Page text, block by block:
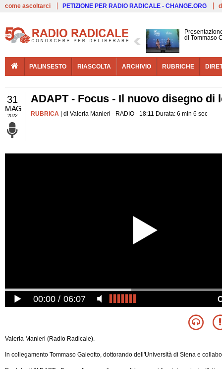
come ascoltarci PETIZIONE PER RADIO RADICALE - CHANGE.ORG
di Tommaso
PALINSESTO RIASCOLTA ARCHIVIO RUBRICHE
31
MAG
2022
ADAPT - Focus - Il nuovo disegno
RUBRICA | di Valeria Manieri - RADIO - 18:11 Durata: 6 min 6 sec
00:00 06:07
Valeria Manieri (Radio Radicale).
In collegamento Tommaso Galeotto, dottorando dell'Università di Siena e